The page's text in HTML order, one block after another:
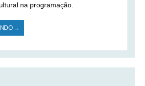
na programação.
→